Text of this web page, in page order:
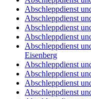
Abschleppdienst
Abschleppdienst
Abschleppdienst
Abschleppdienst
Abschleppdienst
Eisenberg
Abschleppdienst
Abschleppdienst
Abschleppdienst
Abschleppdienst